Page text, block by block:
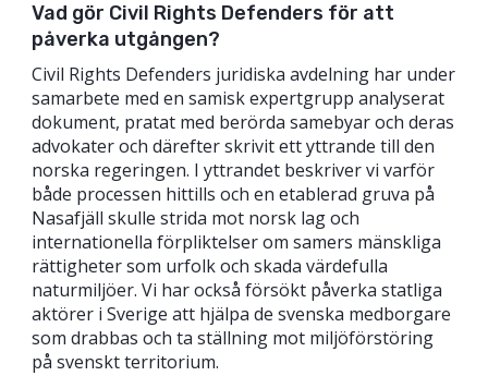
Vad gör Civil Rights Defenders för att
påverka utgången?
Civil Rights Defenders juridiska avdelning har under
samarbete med en samisk expertgrupp analyserat
dokument, pratat med berörda samebyar och deras
advokater och därefter skrivit ett yttrande till den
norska regeringen. I yttrandet beskriver vi varför
både processen hittills och en etablerad gruva på
Nasafjäll skulle strida mot norsk lag och
internationella förpliktelser om samers mänskliga
rättigheter som urfolk och skada värdefulla
naturmiljöer. Vi har också försökt påverka statliga
aktörer i Sverige att hjälpa de svenska medborgare
som drabbas och ta ställning mot miljöförstöring
på svenskt territorium.